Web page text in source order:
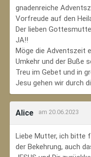
gnadenreiche
Vorfreude auf den
Der lieben
JA!!
Möge die Adventszeit
Umkehr und der Buße
Treu im Gebet und in
Jesu gehen wir durch
Alice am 20.06.2023
Liebe Mutter, ich bitte
der Bekehrung, auch